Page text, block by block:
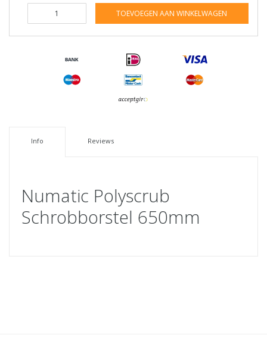
TOEVOEGEN AAN WINKELWAGEN
Info Reviews
Numatic Polyscrub
Schrobborstel 650mm